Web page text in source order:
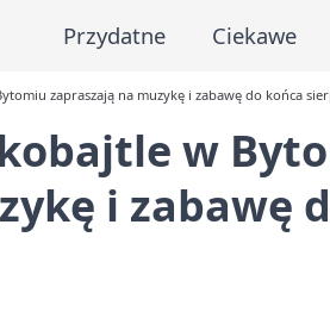
Przydatne Ciekawe
zapraszają na muzykę i zabawę do końca
w
i zabawę